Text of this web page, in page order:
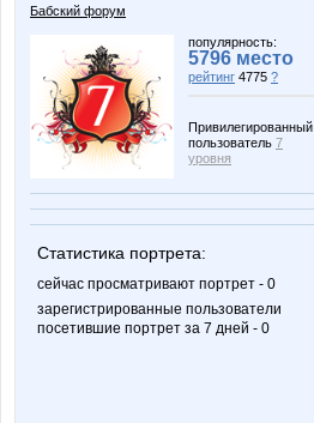
Бабский форум
популярность:
5796 место
рейтинг 4775 ?
Привилегированный
пользователь 7
уровня
Статистика портрета:
сейчас просматривают портрет - 0
зарегистрированные пользователи
посетившие портрет за 7 дней - 0